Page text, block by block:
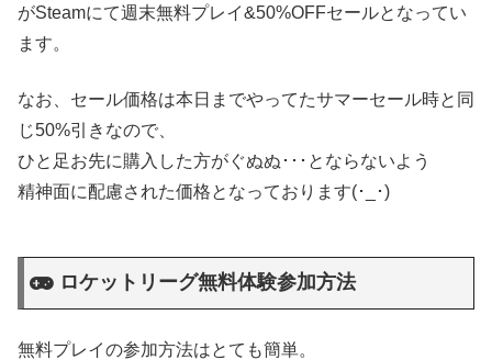
がSteamにて週末無料プレイ&50%OFFセールとなってい
ます。
なお、セール価格は本日までやってたサマーセール時と同
じ50%引きなので、
ひと足お先に購入した方がぐぬぬ･･･とならないよう
精神面に配慮された価格となっております(･_･)
ロケットリーグ無料体験参加方法
無料プレイの参加方法はとても簡単。